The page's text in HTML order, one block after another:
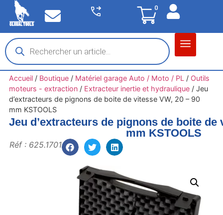
0
Accueil/ Boutique/ Matériel garage Auto / Moto / PL / Outils
moteurs - extraction/ Extracteur inertie et hydraulique/ Jeu
d’extracteurs de pignons de boite de vitesse VW, 20 – 90
mm KSTOOLS
Jeu d’extracteurs de pignons de boite de
mm KSTOOLS
Réf : 625.1701